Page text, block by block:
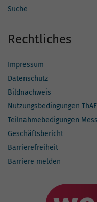
Suche
Rechtliches
Impressum
Datenschutz
Bildnachweis
Nutzungsbedingungen
Teilnahmebedigungen
Geschäftsbericht
Barrierefreiheit
Barriere melden